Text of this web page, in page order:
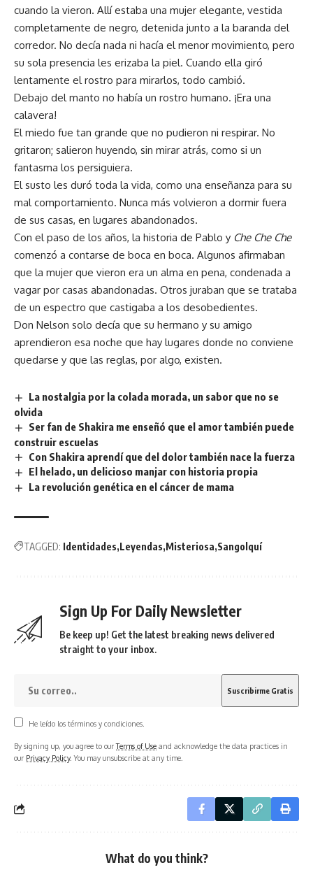
cuando la vieron. Allí estaba una mujer elegante, vestida
completamente de negro, detenida junto a la baranda del
corredor. No decía nada ni hacía el menor movimiento, pero
su sola presencia les erizaba la piel. Cuando ella giró
lentamente el rostro para mirarlos, todo cambió.
Debajo del manto no había un rostro humano. ¡Era una
calavera!
El miedo fue tan grande que no pudieron ni respirar. No
gritaron; salieron huyendo, sin mirar atrás, como si un
fantasma los persiguiera.
El susto les duró toda la vida, como una enseñanza para su
mal comportamiento. Nunca más volvieron a dormir fuera
de sus casas, en lugares abandonados.
Con el paso de los años, la historia de Pablo y Che Che Che
comenzó a contarse de boca en boca. Algunos afirmaban
que la mujer que vieron era un alma en pena, condenada a
vagar por casas abandonadas. Otros juraban que se trataba
de un espectro que castigaba a los desobedientes.
Don Nelson solo decía que su hermano y su amigo
aprendieron esa noche que hay lugares donde no conviene
quedarse y que las reglas, por algo, existen.
La nostalgia por la colada morada, un sabor que no se
olvida
Ser fan de Shakira me enseñó que el amor también puede
construir escuelas
Con Shakira aprendí que del dolor también nace la fuerza
El helado, un delicioso manjar con historia propia
La revolución genética en el cáncer de mama
TAGGED: Identidades Leyendas Misteriosa Sangolquí
Sign Up For Daily Newsletter
Be keep up! Get the latest breaking news delivered
straight to your inbox.
He leído los términos y condiciones.
By signing up, you agree to ourTerms of Use and acknowledge the data practices in
our Privacy Policy. You may unsubscribe at any time.
What do you think?